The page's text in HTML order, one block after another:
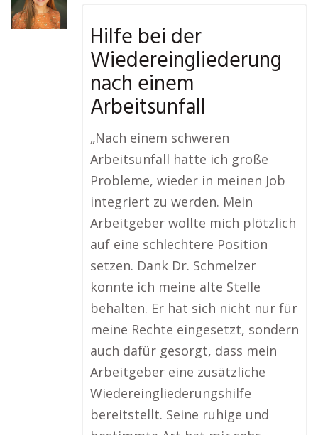
Hilfe bei der
Wiedereingliederung
nach einem
Arbeitsunfall
„Nach einem schweren
Arbeitsunfall hatte ich große
Probleme, wieder in meinen Job
integriert zu werden. Mein
Arbeitgeber wollte mich plötzlich
auf eine schlechtere Position
setzen. Dank Dr. Schmelzer
konnte ich meine alte Stelle
behalten. Er hat sich nicht nur für
meine Rechte eingesetzt, sondern
auch dafür gesorgt, dass mein
Arbeitgeber eine zusätzliche
Wiedereingliederungshilfe
bereitstellt. Seine ruhige und